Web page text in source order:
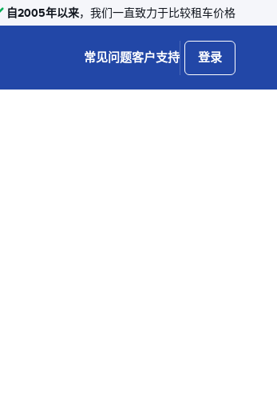
自2005年以来，我们一直致力于比较租车价格
常见问题客户支持 登录